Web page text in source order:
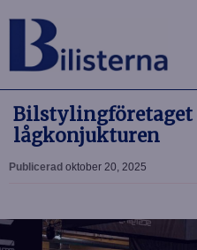
Bilstylingföretaget
lågkonjukturen
Publicerad oktober 20, 2025